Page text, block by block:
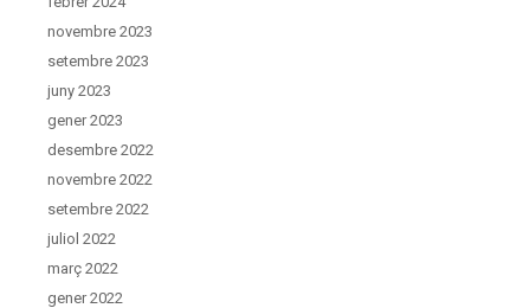
novembre 2023
setembre 2023
juny 2023
gener 2023
desembre 2022
novembre 2022
setembre 2022
juliol 2022
març 2022
gener 2022